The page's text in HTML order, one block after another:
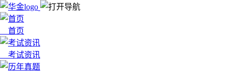
首页
考试资讯